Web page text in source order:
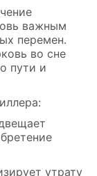
важным
перемен.
во сне
пути и
утрату